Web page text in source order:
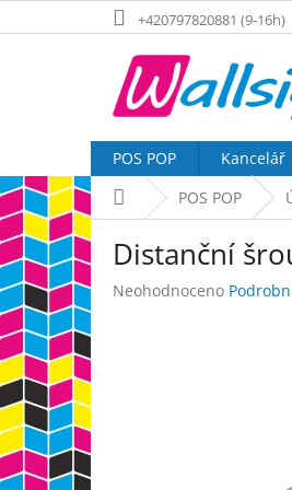
na
+420797820881 (9-16h)
POS POP Kancelář
Domů POS POP
Distanční
Průměrné
Neohodnoceno